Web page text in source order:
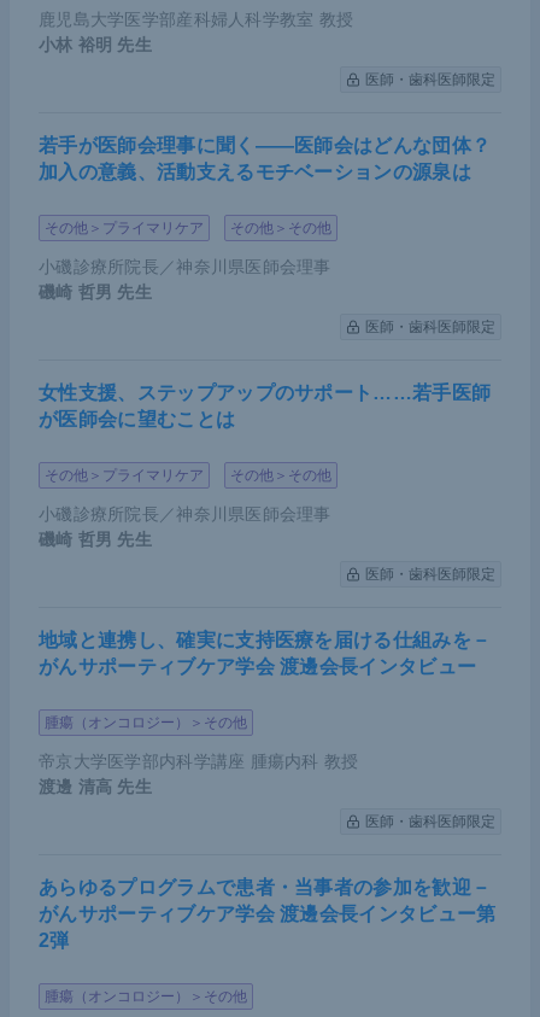
法
ることが可能になった。我々はこのCRISPR-Cas9
ルなモデルをヒト肺腺がん細胞株PC-9で作製するこ
とを試みた。
EGFRに依存して増
は、CRISPR-Cas9システムを用いて内因性の融合
遺伝子を作製し、EGFR阻害剤に耐性を示すモデル
いったドライバー遺伝子は相互排他的であり、同一
患者の同一の腫瘍にみられることはない。しかしな
に反応を示すモデルを作ることが可能だという。こ
れを使用することで、CCDC6-RETやESYT2-BRA
る治療薬に対する薬剤感受性を解析することが可能
となる。なお融合遺伝子は、その融合機序から逆位
（Inversion）、欠失（Deletion）、重複（Duplicati
on）などに分類されるが、いずれもCRISPR-Cas9
実際の臨床現場では、EGFR阻害剤と融合遺伝子を
標的とする治療薬を併用した治療が試みられる。興
味深い点は、CRISPR-Cas9システムで作製したモ
鹿児島大学医学部産科婦人科学教室 教授
小林 裕明 先生
医師・歯科医師限定
若手が医師会理事に聞く――医師会はどんな団体？
加入の意義、活動支えるモチベーションの源泉は
その他＞プライマリケア その他＞その他
小磯診療所院長／神奈川県医師会理事
磯崎 哲男 先生
医師・歯科医師限定
女性支援、ステップアップのサポート……若手医師
が医師会に望むことは
その他＞プライマリケア その他＞その他
小磯診療所院長／神奈川県医師会理事
磯崎 哲男 先生
医師・歯科医師限定
地域と連携し、確実に支持医療を届ける仕組みを－
がんサポーティブケア学会 渡邊会長インタビュー
腫瘍（オンコロジー）＞その他
帝京大学医学部内科学講座 腫瘍内科 教授
渡邊 清高 先生
医師・歯科医師限定
あらゆるプログラムで患者・当事者の参加を歓迎－
がんサポーティブケア学会 渡邊会長インタビュー第
2弾
腫瘍（オンコロジー）＞その他